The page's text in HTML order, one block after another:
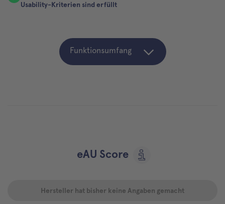
Usability-Kriterien sind erfüllt
Funktionsumfang
eAU Score
Hersteller hat bisher keine Angaben gemacht